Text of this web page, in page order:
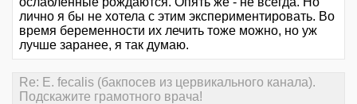
лично я бы не хотела с этим экспериментировать. Во
время беременности их лечить тоже можно, но уж
лучше заранее, я так думаю.
Re: E. fecalis (бакпосев из цервикального канала).
Подскажите грамотного врача!